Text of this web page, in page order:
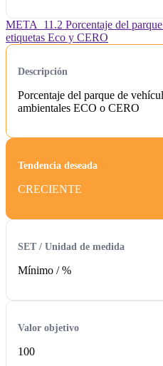
META_11.2 Porcentaje del
etiquetas Eco y CERO
Descripción
Porcentaje del parque de
ambientales ECO o CERO
Tendencia deseada
CRECIENTE
SET / Unidad de medida
Mínimo /%
Valor objetivo
100